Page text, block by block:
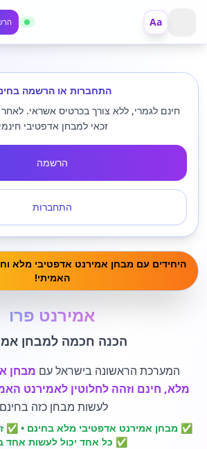
פתח תפריט
Aa
התחברות או הרשמה
חינם לגמרי, ללא צורך בכרטיס אשראי.
זכאי למבחן אדפטיבי
הרשמה
התחברות
היחידים עם מבחן אמירנט אדפטיבי מלא
האמיתי!
אמירנט פרו
הכנה חכמה למבחן
המערכת הראשונה בישראל עם מבחן
מלא, חינם וזהה לחלוטין לאמירנט
לעשות מבחן כזה
✅ מבחן אמירנט אדפטיבי מלא בחינם • ✅
✅ כל אחד יכול לעשות אחד